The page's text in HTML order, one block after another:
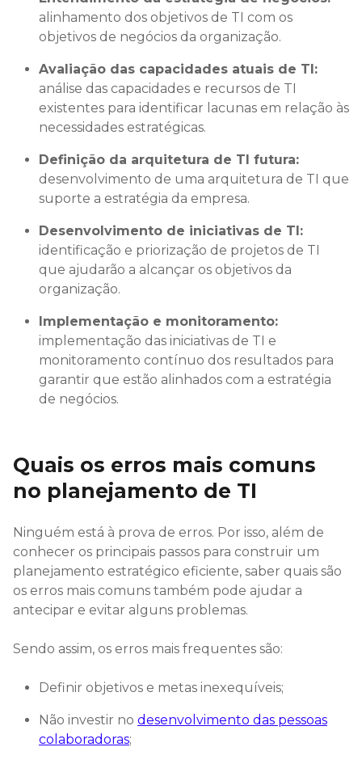
alinhamento dos objetivos de TI com os
objetivos de negócios da organização.
Avaliação das capacidades atuais de TI:
análise das capacidades e recursos de TI
existentes para identificar lacunas em relação às
necessidades estratégicas.
Definição da arquitetura de TI futura:
desenvolvimento de uma arquitetura de TI que
suporte a estratégia da empresa.
Desenvolvimento de iniciativas de TI:
identificação e priorização de projetos de TI
que ajudarão a alcançar os objetivos da
organização.
Implementação e monitoramento:
implementação das iniciativas de TI e
monitoramento contínuo dos resultados para
garantir que estão alinhados com a estratégia
de negócios.
Quais os erros mais comuns
no planejamento de TI
Ninguém está à prova de erros. Por isso, além de
conhecer os principais passos para construir um
planejamento estratégico eficiente, saber quais são
os erros mais comuns também pode ajudar a
antecipar e evitar alguns problemas.
Sendo assim, os erros mais frequentes são:
Definir objetivos e metas inexequíveis;
Não investir no desenvolvimento das pessoas
colaboradoras;